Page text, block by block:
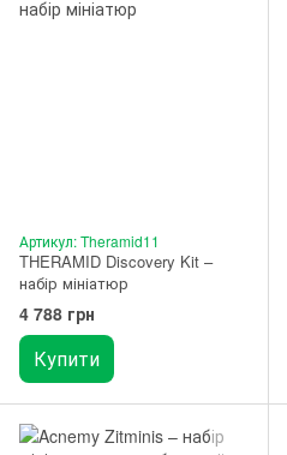
Артикул: Theramid11
THERAMID Discovery Kit –
набір мініатюр
4 788 грн
Купити